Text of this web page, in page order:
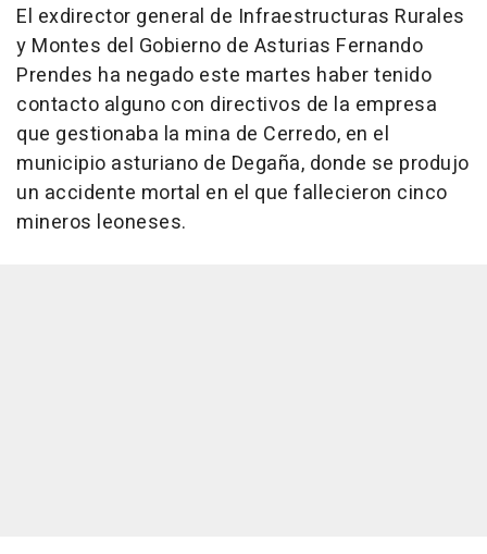
El exdirector general de Infraestructuras Rurales
y Montes del Gobierno de Asturias Fernando
Prendes ha negado este martes haber tenido
contacto alguno con directivos de la empresa
que gestionaba la mina de Cerredo, en el
municipio asturiano de Degaña, donde se produjo
un accidente mortal en el que fallecieron cinco
mineros leoneses.